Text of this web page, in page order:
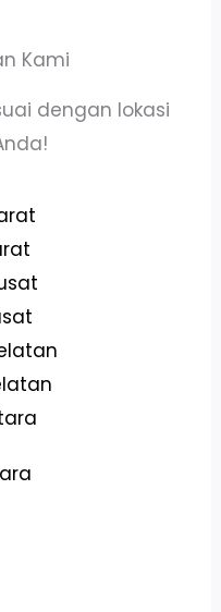
Kami
dengan lokasi